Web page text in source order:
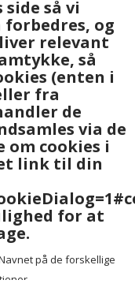
så vi
og
relevant
så
(enten i
fra
de
via de
om cookies i
link til din
for at
på de forskellige